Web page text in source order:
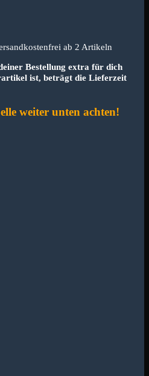
ab 2 Artikeln
Bestellung extra für dich
ist, beträgt die Lieferzeit
weiter unten achten!